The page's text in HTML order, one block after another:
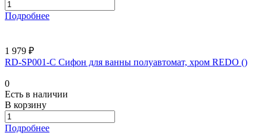
Подробнее
1 979 ₽
RD-SP001-C Сифон для ванны полуавтомат, хром REDO ()
0
Есть в наличии
В корзину
Подробнее